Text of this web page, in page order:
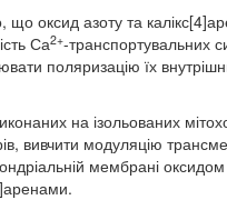
що оксид азоту та
Са2+-транспортувальних
поляризацію їх
на ізольованих
вивчити модуляцію
мембрані